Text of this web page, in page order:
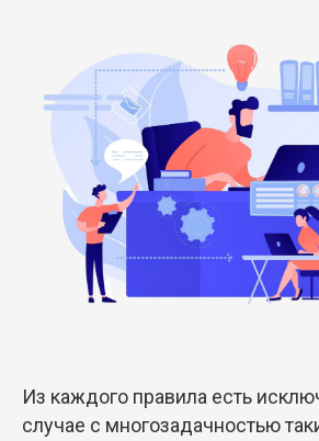
Из каждого правила есть
случае с многозадачностью